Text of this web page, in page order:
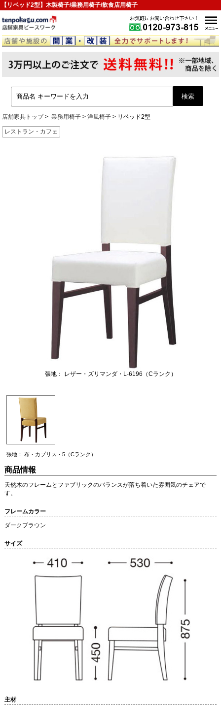
【リベッド2型】木製椅子/業務用椅子/飲食店用椅子
店舗家具トップ 業務用椅子 洋風椅子 リベッド2型
レストラン・カフェ
張地： レザー・ズリマンダ・L-6196（Cランク）
張地： 布・カプリス・5（Cランク）
商品情報
天然木のフレームとファブリックのバランスが落ち着いた雰囲気のチェアで
す。
フレームカラー
ダークブラウン
サイズ
主材